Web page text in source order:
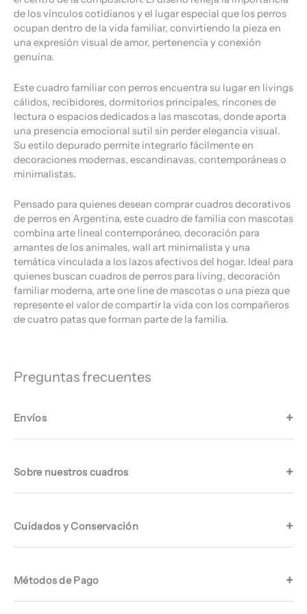
de los vínculos cotidianos y el lugar especial que los perros
ocupan dentro de la vida familiar, convirtiendo la pieza en
una expresión visual de amor, pertenencia y conexión
genuina.
Este cuadro familiar con perros encuentra su lugar en livings
cálidos, recibidores, dormitorios principales, rincones de
lectura o espacios dedicados a las mascotas, donde aporta
una presencia emocional sutil sin perder elegancia visual.
Su estilo depurado permite integrarlo fácilmente en
decoraciones modernas, escandinavas, contemporáneas o
minimalistas.
Pensado para quienes desean comprar cuadros decorativos
de perros en Argentina, este cuadro de familia con mascotas
combina arte lineal contemporáneo, decoración para
amantes de los animales, wall art minimalista y una
temática vinculada a los lazos afectivos del hogar. Ideal para
quienes buscan cuadros de perros para living, decoración
familiar moderna, arte one line de mascotas o una pieza que
represente el valor de compartir la vida con los compañeros
de cuatro patas que forman parte de la familia.
Preguntas frecuentes
Envíos
Sobre nuestros cuadros
Cuidados y Conservación
Métodos de Pago